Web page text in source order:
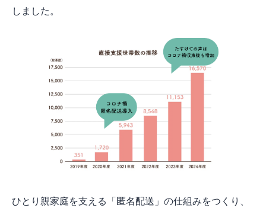
しました。
ひとり親家庭を支える「匿名配送」の仕組みをつくり、